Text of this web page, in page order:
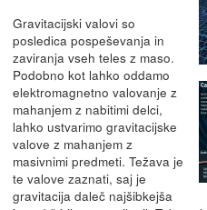
Gravitacijski valovi so
posledica pospeševanja in
zaviranja vseh teles z maso.
Podobno kot lahko oddamo
elektromagnetno valovanje z
mahanjem z nabitimi delci,
lahko ustvarimo gravitacijske
valove z mahanjem z
masivnimi predmeti. Težava je
te valove zaznati, saj je
gravitacija daleč najšibkejša